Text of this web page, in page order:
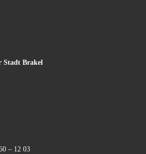
Stadt Brakel
– 12 03